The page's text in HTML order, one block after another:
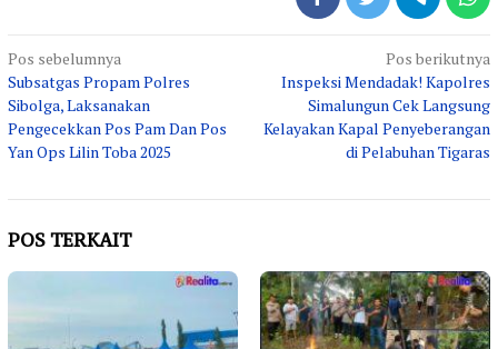
Navigasi
pos
Pos sebelumnya
Subsatgas Propam Polres
Sibolga, Laksanakan
Pengecekkan Pos Pam Dan Pos
Yan Ops Lilin Toba 2025
Pos berikutnya
Inspeksi Mendadak! Kapolres
Simalungun Cek Langsung
Kelayakan Kapal Penyeberangan
di Pelabuhan Tigaras
POS TERKAIT